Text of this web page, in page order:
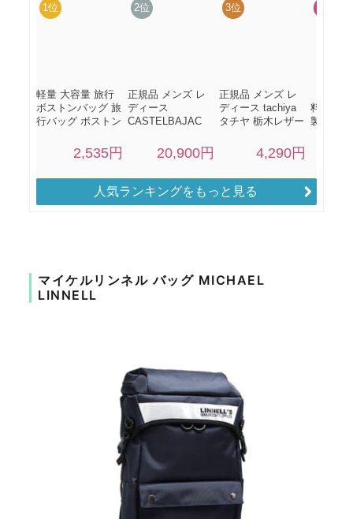
人気ランキングをもっと見る
マイケルリンネル バッグ MICHAEL
LINNELL